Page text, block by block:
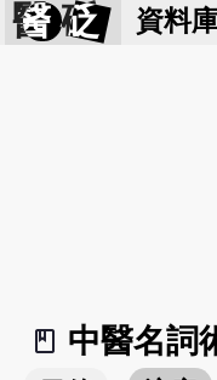
醫 砭 資料
book_2
中醫名詞